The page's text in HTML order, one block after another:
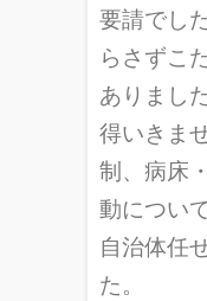
要請でし
らさずこ
ありまし
得いきま
制、病床
動につい
自治体任
た。